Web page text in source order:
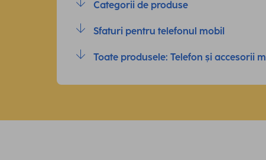
Categorii de produse
Sfaturi pentru telefonul mobil
Toate produsele: Telefon și accesorii